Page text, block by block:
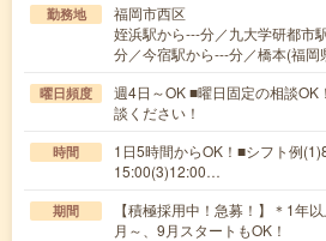
勤務地
福岡市西区
姪浜駅から---分／九大学研都市
分／今宿駅から---分／橋本(福岡
曜日頻度
週4日～OK ■曜日固定の相談OK
談ください！
時間
1日5時間からOK！■シフト例
15:00(3)12:00…
期間
【積極採用中！急募！】＊1年
月～、9月スタートもOK！